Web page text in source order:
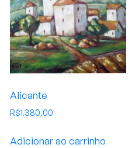
Alicante
R$1.380,00
Adicionar ao carrinho